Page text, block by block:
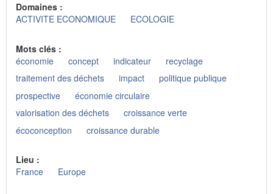
Domaines :
ACTIVITE ECONOMIQUE
ECOLOGIE
Mots clés :
économie
concept indicateur
recyclage
traitement des déchets
impact
politique publique
prospective
économie circulaire
valorisation des déchets
croissance verte
écoconception
croissance durable
Lieu :
France
Europe